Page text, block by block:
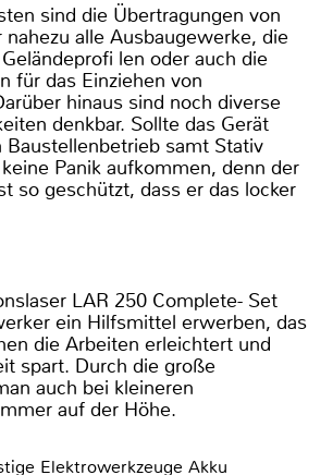
sind die Übertragungen von
alle Ausbaugewerke, die
len oder auch die
für das Einziehen von
hinaus sind noch diverse
denkbar. Sollte das Gerät
Baustellenbetrieb samt Stativ
Panik aufkommen, denn der
so geschützt, dass er das locker
LAR 250 Complete- Set
ein Hilfsmittel erwerben, das
die Arbeiten erleichtert und
spart. Durch die große
auch bei kleineren
auf der Höhe.
Elektrowerkzeuge Akku